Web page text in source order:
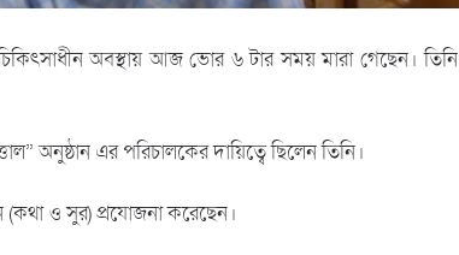
অবস্থায় আজ ভোর ৬ টার সময় মারা গেছেন। তিনি
অনুষ্ঠান এর পরিচালকের দায়িত্বে ছিলেন তিনি।
(কথা ও সুর) প্রযোজনা করেছেন।